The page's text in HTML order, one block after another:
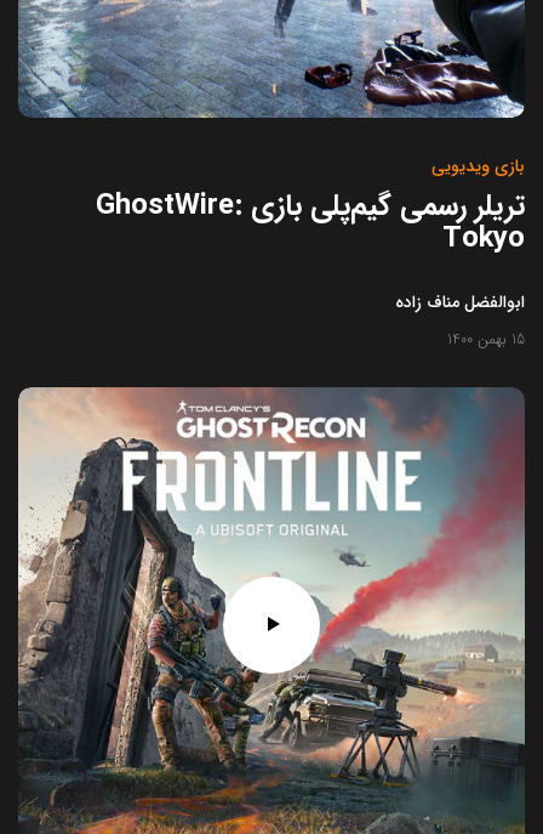
بازی ویدیویی
تریلر رسمی گیم‌پلی بازی GhostWire:
Tokyo‌
ابوالفضل مناف زاده
15 بهمن 1400